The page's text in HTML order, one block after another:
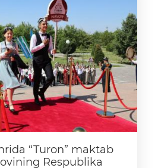
“Turon” maktab
Respublika